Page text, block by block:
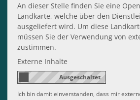
An dieser Stelle finden Sie eine
Landkarte, welche über den
ausgeliefert wird. Um diese
müssen Sie der Verwendung von
zustimmen.
Externe Inhalte
Ich bin damit einverstanden, dass mir